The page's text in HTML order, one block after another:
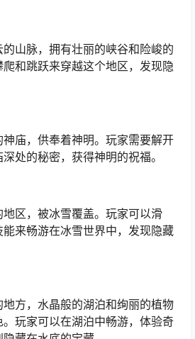
山脉，拥有壮丽的峡谷和险峻的
和跳跃来穿越这个地区，发现隐
庙，供奉着神明。玩家需要解开
处的秘密，获得神明的祝福。
区，被冰雪覆盖。玩家可以滑
来畅游在冰雪世界中，发现隐藏
方，水晶般的湖泊和绚丽的植物
玩家可以在湖泊中畅游，体验奇